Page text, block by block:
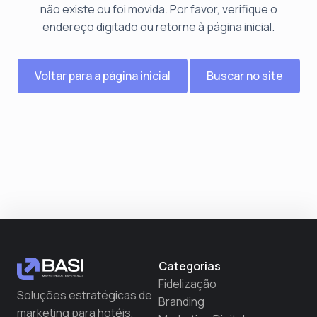
não existe ou foi movida. Por favor, verifique o
endereço digitado ou retorne à página inicial.
Voltar para a página inicial Buscar no site
Soluções estratégicas de
marketing para hotéis,
Categorias
Fidelização
Branding